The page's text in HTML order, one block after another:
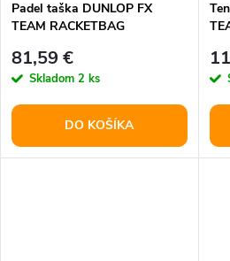
Padel taška DUNLOP FX
TEAM RACKETBAG
81,59 €
Skladom 2 ks
DO KOŠÍKA